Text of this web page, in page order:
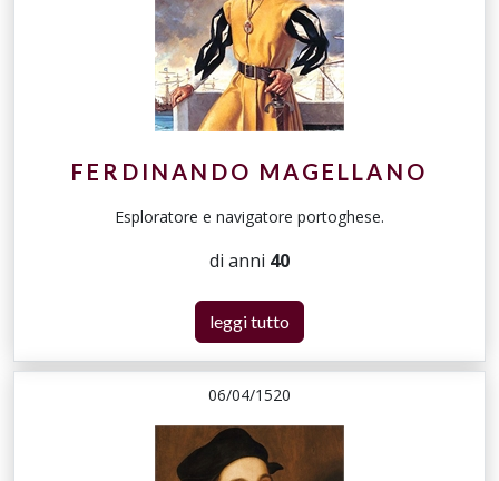
FERDINANDO MAGELLANO
Esploratore e navigatore portoghese.
di anni 40
leggi tutto
06/04/1520